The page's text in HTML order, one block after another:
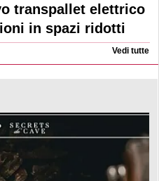
transpallet elettrico
in spazi ridotti
Vedi tutte